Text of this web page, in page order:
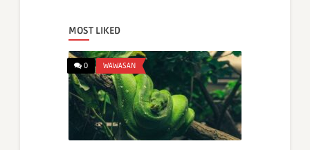
MOST LIKED
0 WAWASAN